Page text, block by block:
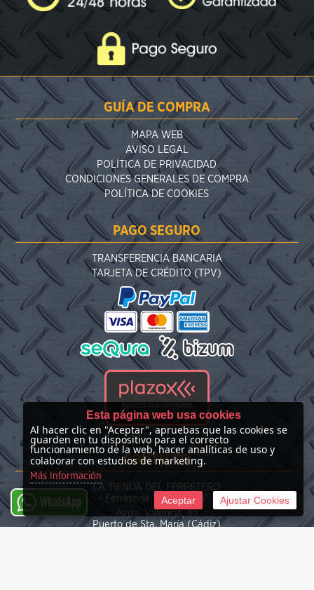
GUÍA DE COMPRA
MAPA WEB
AVISO LEGAL
POLÍTICA DE PRIVACIDAD
CONDICIONES GENERALES DE COMPRA
POLÍTICA DE COOKIES
PAGO SEGURO
TRANSFERENCIA BANCARIA
TARJETA DE CRÉDITO (TPV)
CONTACTO
LA TIENDA DEL FERRETERO
- Ferretería "Las Nieves" -
Avda. Valencia, 35
Puerto de Sta. María (Cádiz)
WhatsApp
Esta página web usa cookies
Al hacer clic en "Aceptar", apruebas que las cookies se
guarden en tu dispositivo para el correcto
funcionamiento de la web, hacer analíticas de uso y
colaborar con estudios de marketing.
Más Información
Aceptar Ajustar Cookies